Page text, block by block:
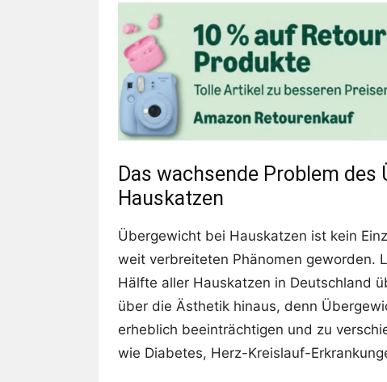
Das wachsende Problem
Hauskatzen
Übergewicht bei Hauskatzen ist kein
weit verbreiteten Phänomen geworden.
Hälfte aller Hauskatzen in Deutschland
über die Ästhetik hinaus, denn
erheblich beeinträchtigen und zu
wie Diabetes, Herz-Kreislauf-